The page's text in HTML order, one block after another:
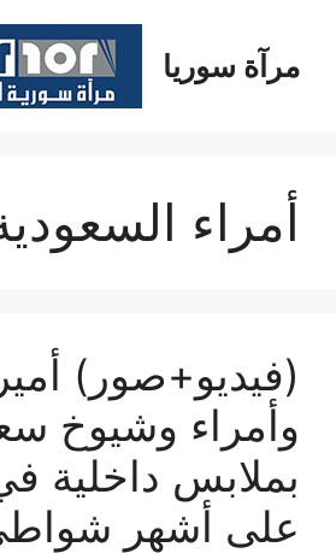
المحتوىمرآة سوريا
أمراء
(فيديو+صور)
وأمراء وشيوخ
بملابس داخلية
على أشهر